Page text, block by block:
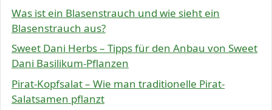
Was ist ein Blasenstrauch und wie sieht ein
Blasenstrauch aus?
Sweet Dani Herbs – Tipps für den Anbau von Sweet
Dani Basilikum-Pflanzen
Pirat-Kopfsalat – Wie man traditionelle Pirat-
Salatsamen pflanzt